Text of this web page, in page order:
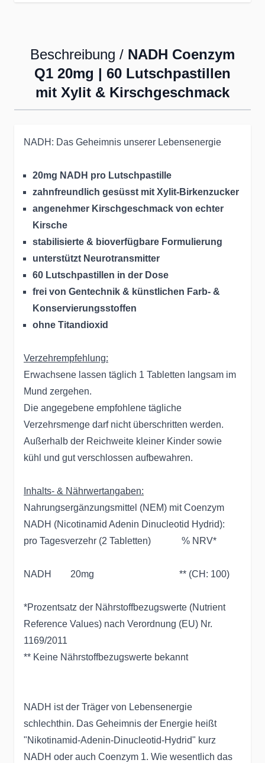
Beschreibung / NADH Coenzym
Q1 20mg | 60 Lutschpastillen
mit Xylit & Kirschgeschmack
NADH: Das Geheimnis unserer Lebensenergie
20mg NADH pro Lutschpastille
zahnfreundlich gesüsst mit Xylit-Birkenzucker
angenehmer Kirschgeschmack von echter
Kirsche
stabilisierte & bioverfügbare Formulierung
unterstützt Neurotransmitter
60 Lutschpastillen in der Dose
frei von Gentechnik & künstlichen Farb- &
Konservierungsstoffen
ohne Titandioxid
Verzehrempfehlung:
Erwachsene lassen täglich 1 Tabletten langsam im
Mund zergehen.
Die angegebene empfohlene tägliche
Verzehrsmenge darf nicht überschritten werden.
Außerhalb der Reichweite kleiner Kinder sowie
kühl und gut verschlossen aufbewahren.
Inhalts- & Nährwertangaben:
Nahrungsergänzungsmittel (NEM) mit Coenzym
NADH (Nicotinamid Adenin Dinucleotid Hydrid):
pro Tagesverzehr (2 Tabletten) % NRV*
NADH 20mg ** (CH: 100)
*Prozentsatz der Nährstoffbezugswerte (Nutrient
Reference Values) nach Verordnung (EU) Nr.
1169/2011
** Keine Nährstoffbezugswerte bekannt
NADH ist der Träger von Lebensenergie
schlechthin. Das Geheimnis der Energie heißt
"Nikotinamid-Adenin-Dinucleotid-Hydrid" kurz
NADH oder auch Coenzym 1. Wie wesentlich das